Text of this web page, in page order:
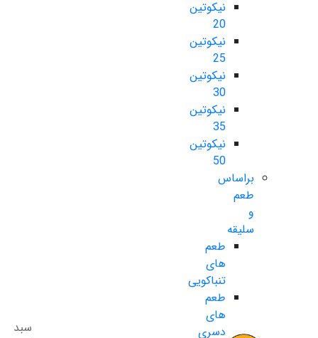
نیکوتین
20
نیکوتین
25
نیکوتین
30
نیکوتین
35
نیکوتین
50
براساس
طعم
و
سلیقه
طعم
های
تنباکویی
طعم
های
دسری
سبد